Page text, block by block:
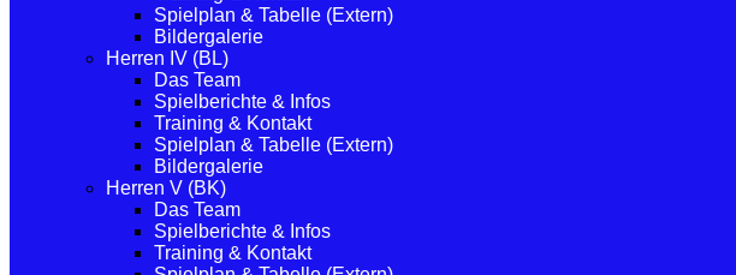
Spielplan & Tabelle (Extern)
Bildergalerie
Herren IV (BL)
Das Team
Spielberichte & Infos
Training & Kontakt
Spielplan & Tabelle (Extern)
Bildergalerie
Herren V (BK)
Das Team
Spielberichte & Infos
Training & Kontakt